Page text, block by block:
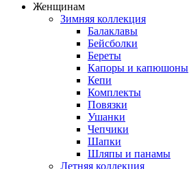
Женщинам
Зимняя коллекция
Балаклавы
Бейсболки
Береты
Капоры и капюшоны
Кепи
Комплекты
Повязки
Ушанки
Чепчики
Шапки
Шляпы и панамы
Летняя коллекция